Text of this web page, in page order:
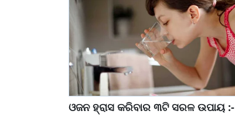
ଓଜନ ହ୍ରାସ କରିବାର ୩ଟି ସରଳ ଉପାୟ :-